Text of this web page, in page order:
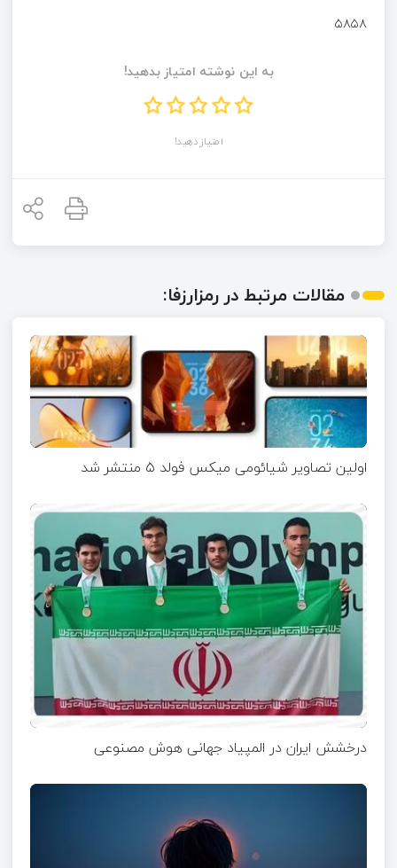
۵۸۵۸
به این نوشته امتیاز بدهید!
امتیاز دهید!
مقالات مرتبط در رمزارزفا:
اولین تصاویر شیائومی میکس فولد ۵ منتشر شد
درخشش ایران در المپیاد جهانی هوش مصنوعی